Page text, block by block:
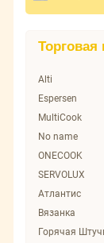
Торговая
Alti
Espersen
MultiCook
No name
ONECOOK
SERVOLUX
Атлантис
Вязанка
Горячая